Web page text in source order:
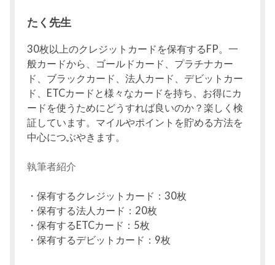
たく先生
30枚以上のクレジットカードを保有するFP。一
般カードから、ゴールドカード、プラチナカー
ド、ブラックカード、法人カード、デビットカー
ド、ETCカードと様々なカードを持ち、お得にカ
ードを使うためにどうすれば良いのか？楽しく検
証しています。マイルやポイントを貯める方法を
中心につぶやきます。
執筆者紹介
・保有するクレジットカード：30枚
・保有する法人カード：20枚
・保有するETCカード：5枚
・保有するデビットカード：9枚